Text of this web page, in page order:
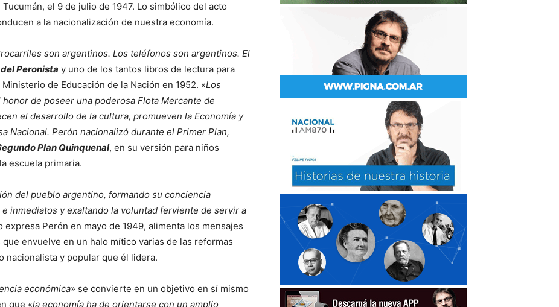
el 9 de julio de 1947. Lo simbólico del acto
a la nacionalización de nuestra economía.
son argentinos. Los teléfonos son argentinos. El
Peronista y uno de los tantos libros de lectura para
de Educación de la Nación en 1952. «Los
de poseer una poderosa Flota Mercante de
el desarrollo de la cultura, promueven la Economía y
Nacional. Perón nacionalizó durante el Primer Plan,
Plan Quinquenal, en su versión para niños
escuela primaria.
del pueblo argentino, formando su conciencia
inmediatos y exaltando la voluntad ferviente de servir a
expresa Perón en mayo de 1949, alimenta los mensajes
envuelve en un halo mítico varias de las reformas
nacionalista y popular que él lidera.
económica» se convierte en un objetivo en sí mismo
que «la economía ha de orientarse con un amplio